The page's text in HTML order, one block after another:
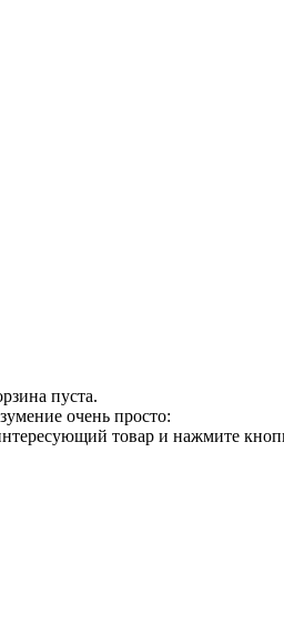
пуста.
очень просто:
товар и нажмите